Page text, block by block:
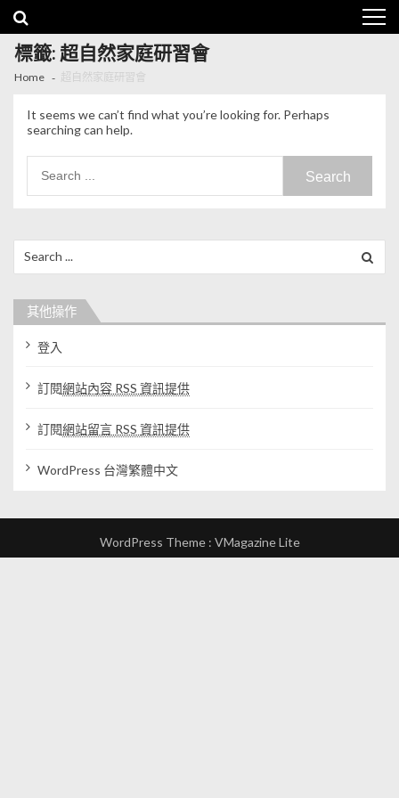
Skip to navigation
Skip to content
標籤: 超自然家庭研習會
Home 超自然家庭研習會
It seems we can’t find what you’re looking for. Perhaps
searching can help.
其他操作
登入
訂閱網站內容 RSS 資訊提供
訂閱網站留言 RSS 資訊提供
WordPress 台灣繁體中文
WordPress Theme : VMagazine Lite